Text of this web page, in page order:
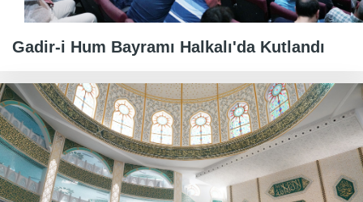
Gadir-i Hum Bayramı Halkalı'da Kutlandı